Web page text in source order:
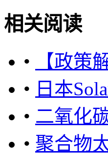
相关阅读
•
【政策
• 日本
• 二氧化
• 聚合物